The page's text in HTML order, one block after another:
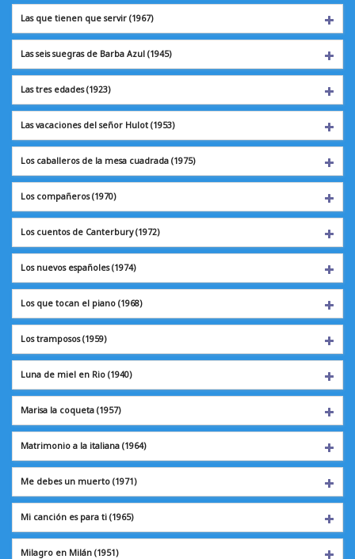
Las que tienen que servir (1967)
Las seis suegras de Barba Azul (1945)
Las tres edades(1923)
Las vacaciones del señor Hulot (1953)
Los caballeros de la mesa cuadrada (1975)
Los compañeros(1970)
Los cuentos de Canterbury (1972)
Los nuevos españoles (1974)
Los que tocan el piano (1968)
Los tramposos(1959)
Luna de miel en Rio (1940)
Marisa la coqueta (1957)
Matrimonio a la italiana (1964)
Me debes un muerto (1971)
Mi canción es para ti (1965)
Milagro en Milán (1951)